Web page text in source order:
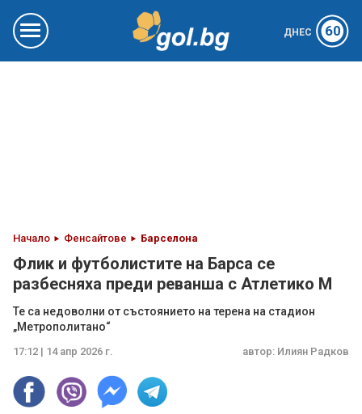
ДНЕС 60
Начало Фенсайтове Барселона
Флик и футболистите на Барса се
разбесняха преди реванша с Атлетико М
Те са недоволни от състоянието на терена на стадион
„Метрополитано“
17:12 | 14 апр 2026 г. автор: Илиян Радков